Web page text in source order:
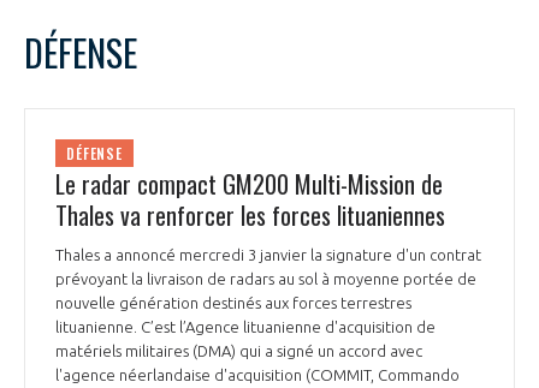
PRÉSENTATION
NOTRE VISION
NOS MISSIONS
NOTRE HISTOIRE
ORGANISATION
LE CONSEIL DU GIFAS
L’ÉQUIPE DU GIFAS
FONCTIONNEMENT
GEADS
ACCOMPAGNEMENT DE NOS ADHÉRENTS
1 2 3 4 5 6
7
17 18 19 20
DÉFENSE
DÉFENSE
Le radar compact GM200 Multi-Mission de
Thales va renforcer les forces lituaniennes
Thales a annoncé mercredi 3 janvier la signature d'un contrat
prévoyant la livraison de radars au sol à moyenne portée de
nouvelle génération destinés aux forces terrestres
lituanienne. C’est l’Agence lituanienne d'acquisition de
matériels militaires (DMA) qui a signé un accord avec
l'agence néerlandaise d'acquisition (COMMIT, Commando
Rejoignez une filière d’excellence et développez